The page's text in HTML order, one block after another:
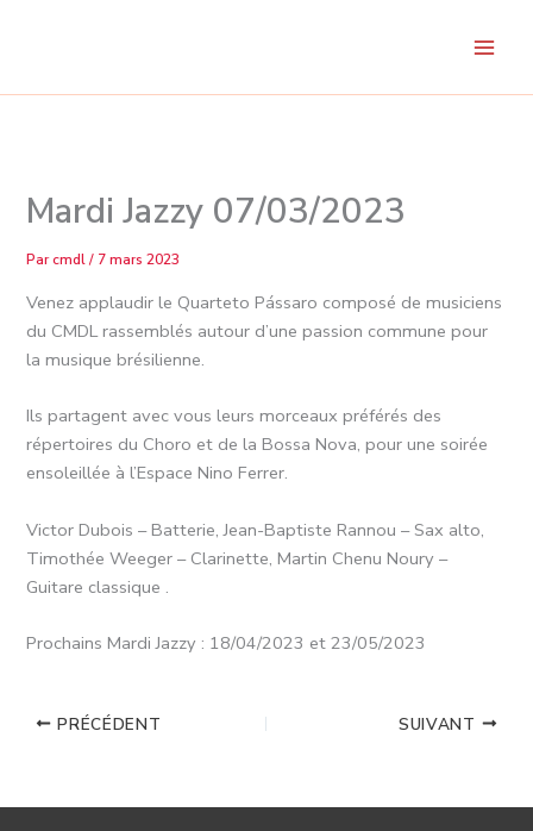
Mardi Jazzy 07/03/2023
Parcmdl/ 7 mars 2023
Venez applaudir le Quarteto Pássaro composé de musiciens
du CMDL rassemblés autour d’une passion commune pour
la musique brésilienne.
Ils partagent avec vous leurs morceaux préférés des
répertoires du Choro et de la Bossa Nova, pour une soirée
ensoleillée à l’Espace Nino Ferrer.
Victor Dubois – Batterie, Jean-Baptiste Rannou – Sax alto,
Timothée Weeger – Clarinette, Martin Chenu Noury –
Guitare classique .
Prochains Mardi Jazzy : 18/04/2023 et 23/05/2023
PRÉCÉDENT SUIVANT